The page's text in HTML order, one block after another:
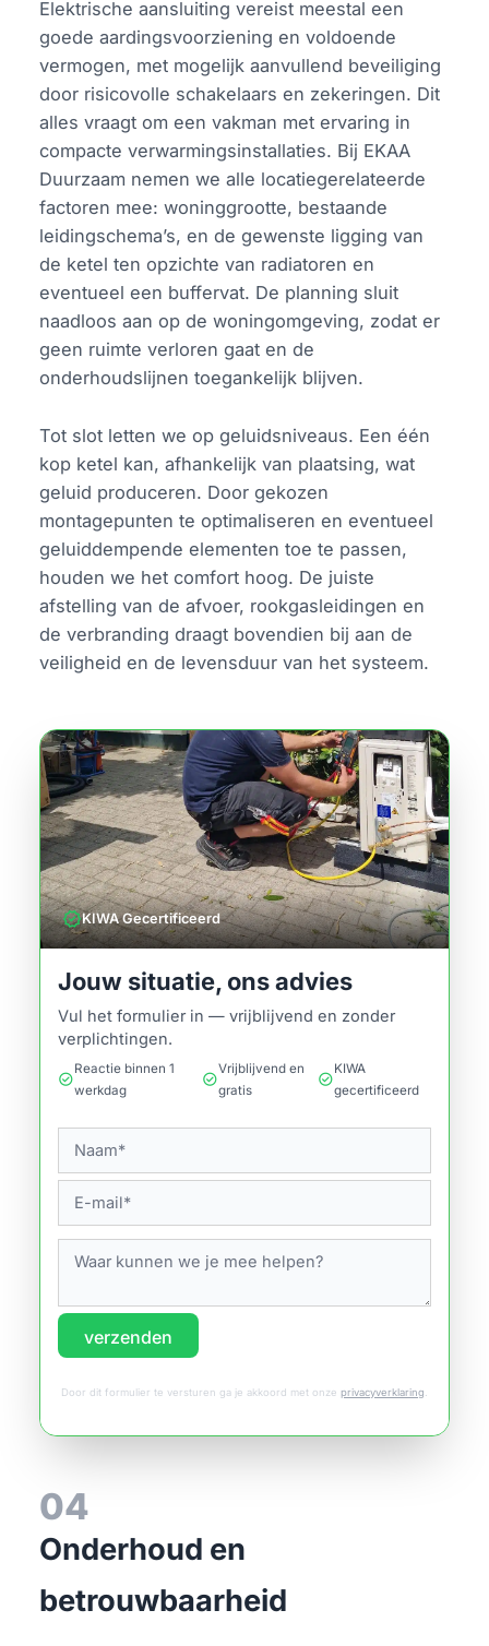
Elektrische aansluiting vereist meestal een
goede aardingsvoorziening en voldoende
vermogen, met mogelijk aanvullend beveiliging
door risicovolle schakelaars en zekeringen. Dit
alles vraagt om een vakman met ervaring in
compacte verwarmingsinstallaties. Bij EKAA
Duurzaam nemen we alle locatiegerelateerde
factoren mee: woninggrootte, bestaande
leidingschema’s, en de gewenste ligging van
de ketel ten opzichte van radiatoren en
eventueel een buffervat. De planning sluit
naadloos aan op de woningomgeving, zodat er
geen ruimte verloren gaat en de
onderhoudslijnen toegankelijk blijven.
Tot slot letten we op geluidsniveaus. Een één
kop ketel kan, afhankelijk van plaatsing, wat
geluid produceren. Door gekozen
montagepunten te optimaliseren en eventueel
geluiddempende elementen toe te passen,
houden we het comfort hoog. De juiste
afstelling van de afvoer, rookgasleidingen en
de verbranding draagt bovendien bij aan de
veiligheid en de levensduur van het systeem.
verifiedKIWA Gecertificeerd
Jouw situatie, ons advies
Vul het formulier in — vrijblijvend en zonder
verplichtingen.
check_circle
Reactie binnen 1
werkdag
check_circle
Vrijblijvend en
gratis
check_circle
KIWA
gecertificeerd
verzenden
Door dit formulier te versturen ga je akkoord met onze privacyverklaring
04
Onderhoud en
betrouwbaarheid